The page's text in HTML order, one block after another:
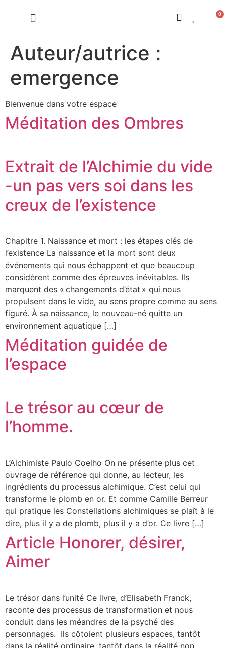
0
Auteur/autrice :
emergence
Bienvenue dans votre espace
Méditation des Ombres
Extrait de l’Alchimie du vide
-un pas vers soi dans les
creux de l’existence
Chapitre 1. Naissance et mort : les étapes clés de
l’existence La naissance et la mort sont deux
événements qui nous échappent et que beaucoup
considèrent comme des épreuves inévitables. Ils
marquent des « changements d’état » qui nous
propulsent dans le vide, au sens propre comme au sens
figuré. À sa naissance, le nouveau-né quitte un
environnement aquatique […]
Méditation guidée de
l’espace
Le trésor au cœur de
l’homme.
L’Alchimiste Paulo Coelho On ne présente plus cet
ouvrage de référence qui donne, au lecteur, les
ingrédients du processus alchimique. C’est celui qui
transforme le plomb en or. Et comme Camille Berreur
qui pratique les Constellations alchimiques se plaît à le
dire, plus il y a de plomb, plus il y a d’or. Ce livre […]
Article Honorer, désirer,
Aimer
Le trésor dans l’unité Ce livre, d’Elisabeth Franck,
raconte des processus de transformation et nous
conduit dans les méandres de la psyché des
personnages. Ils côtoient plusieurs espaces, tantôt
dans la réalité ordinaire, tantôt dans la réalité non